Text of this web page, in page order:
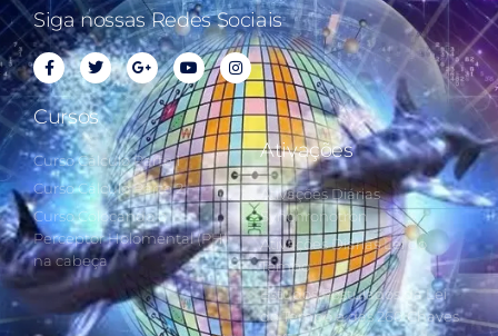
Siga nossas Redes Sociais
Cursos
Curso Cálculo Parte 1
Curso Cálculo Parte 2
Curso Colocando o
Perceptor Holomental (PH)
na cabeça
Ativações
Ativações Diárias
Synchronotron
Ativações Diárias Lei do
Tempo
Estudos Postulados da Lei
do Tempo e das 260 Chaves